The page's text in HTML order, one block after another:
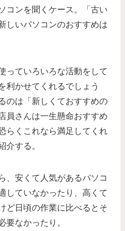
コンを聞くケース。「古い
しいパソコンのおすすめは
っていろいろな活動をして
利かせてくれるでしょう
のは「新しくておすすめの
員さんは一生懸命おすすめ
らくこれなら満足してくれ
介する。
、安くて人気があるパソコ
していなかったり、高くて
ど日頃の作業に比べるとそ
要なかったり。